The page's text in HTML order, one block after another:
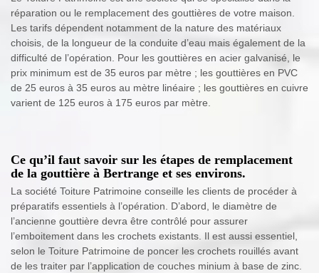
réparation ou le remplacement des gouttières de votre maison.
Les tarifs dépendent notamment de la nature des matériaux
choisis, de la longueur de la conduite d’eau mais également de la
difficulté de l’opération. Pour les gouttières en acier galvanisé, le
prix minimum est de 35 euros par mètre ; les gouttières en PVC
de 25 euros à 35 euros au mètre linéaire ; les gouttières en cuivre
varient de 125 euros à 175 euros par mètre.
Ce qu’il faut savoir sur les étapes de remplacement
de la gouttière à Bertrange et ses environs.
La société Toiture Patrimoine conseille les clients de procéder à
préparatifs essentiels à l’opération. D’abord, le diamètre de
l’ancienne gouttière devra être contrôlé pour assurer
l’emboitement dans les crochets existants. Il est aussi essentiel,
selon le Toiture Patrimoine de poncer les crochets rouillés avant
de les traiter par l’application de couches minium à base de zinc.